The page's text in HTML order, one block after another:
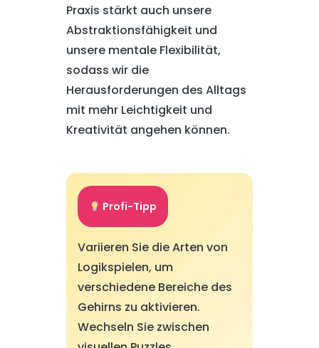
Praxis stärkt auch unsere
Abstraktionsfähigkeit und
unsere mentale Flexibilität,
sodass wir die
Herausforderungen des Alltags
mit mehr Leichtigkeit und
Kreativität angehen können.
Profi-Tipp
Variieren Sie die Arten von
Logikspielen, um
verschiedene Bereiche des
Gehirns zu aktivieren.
Wechseln Sie zwischen